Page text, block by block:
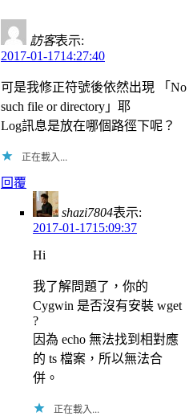
訪客表示:
2017-01-1714:27:40
可是我修正符號後依然出現 「No
such file or directory」耶
Log訊息是放在哪個路徑下呢？
正在載入...
回覆
shazi7804表示:
2017-01-1715:09:37
Hi
我了解問題了，你的
Cygwin 是否沒有安裝 wget
?
因為 echo 無法找到相對應
的 ts 檔案，所以無法合
併。
正在載入...